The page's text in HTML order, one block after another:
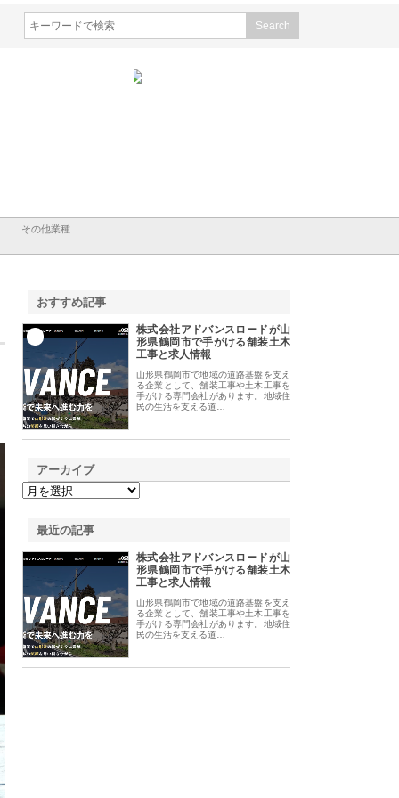
その他業種
おすすめ記事
株式会社アドバンスロードが山
形県鶴岡市で手がける舗装土木
工事と求人情報
山形県鶴岡市で地域の道路基盤を支え
る企業として、舗装工事や土木工事を
手がける専門会社があります。地域住
民の生活を支える道…
アーカイブ
最近の記事
株式会社アドバンスロードが山
形県鶴岡市で手がける舗装土木
工事と求人情報
山形県鶴岡市で地域の道路基盤を支え
る企業として、舗装工事や土木工事を
手がける専門会社があります。地域住
民の生活を支える道…